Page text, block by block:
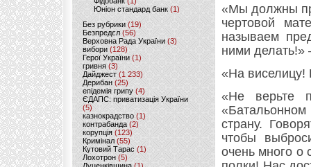
Юніон стандард банк(1)
Без рубрики (19)
Безпредєл(56)
Верховна Рада України (3)
вибори(128)
Герої України(1)
гривня (3)
Дайджест (1 233)
Дерибан (25)
епідемія грипу (4)
ЄДАПС: приватизація України
(5)
казнокрадство (1)
контрабанда (2)
корупція (123)
Кримінал (55)
Кутовий Тарас (1)
Лохотрон(5)
«Мы должны
чертовой
называем
ними
«На виселицу!
«Не верьте
«Батальонном
страну.
чтобы
очень много о